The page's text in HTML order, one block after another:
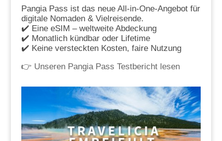
Pangia Pass ist das neue All-in-One-Angebot für
digitale Nomaden & Vielreisende.
✔️ Eine eSIM – weltweite Abdeckung
✔️ Monatlich kündbar oder Lifetime
✔️ Keine versteckten Kosten, faire Nutzung
👉 Unseren Pangia Pass Testbericht lesen